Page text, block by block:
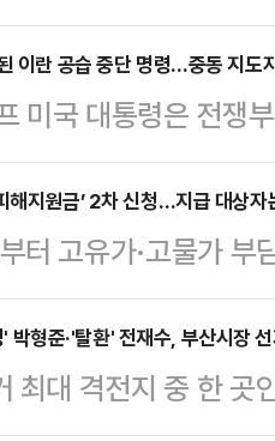
심이 쏠리고 있다.
절하도 존재하지만,
받기 위한 절박함이
취업사관학교 영등
취사) 수료생들을
통령, 이준석 개혁
근 오…
이란 공습 중단 명령…중동 지도
미국 대통령은 전쟁
다.로이터통신에 따
트루스소셜을 통
트 헤그세스 전쟁부
“중동 동맹국들의
종전 합의가 이뤄질
지역 국가 모두가
해지원금’ 2차 신청…지급 대상자
터 고유가·고물가
쟁에 따른 유가 상승
겠다는 취지다.17일
자는 소득 하위 70%
박형준·'탈환' 전재수, 부산시장
최대 격전지 중 한 곳